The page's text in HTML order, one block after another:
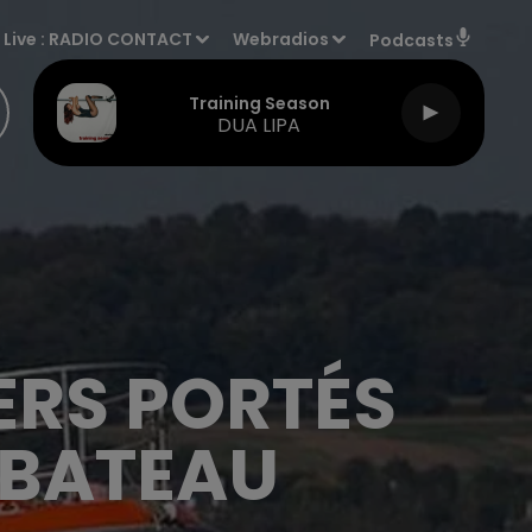
Live : RADIO CONTACT Webradios Podcasts
Training Season
DUA LIPA
PORTÉS